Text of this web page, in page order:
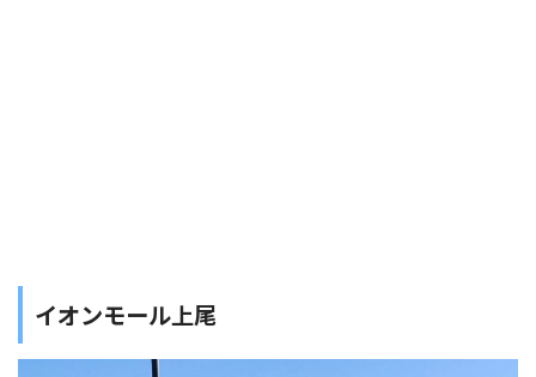
イオンモール上尾